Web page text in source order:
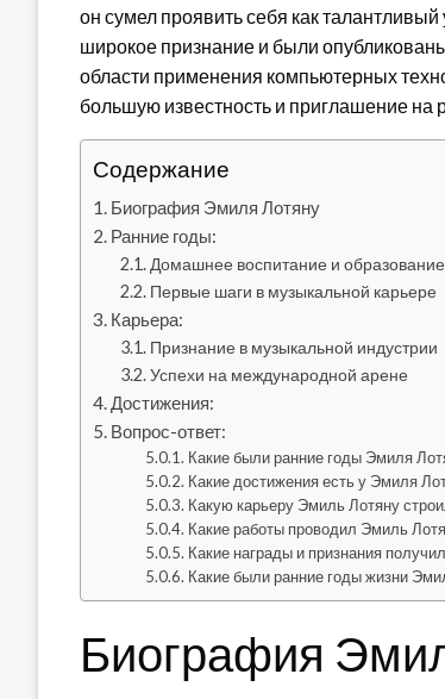
он сумел проявить себя как
широкое признание и были
области применения компьютерных
большую известность и приглашение
Содержание
Биография Эмиля Лотяну
Ранние годы:
Домашнее воспитание и образование
Первые шаги в музыкальной карьере
Карьера:
Признание в музыкальной индустрии
Успехи на международной арене
Достижения:
Вопрос-ответ:
Какие были ранние годы Эмиля
Какие достижения есть у Эмиля
Какую карьеру Эмиль Лотяну
Какие работы проводил Эмиль
Какие награды и признания
Какие были ранние годы жизни
Биография